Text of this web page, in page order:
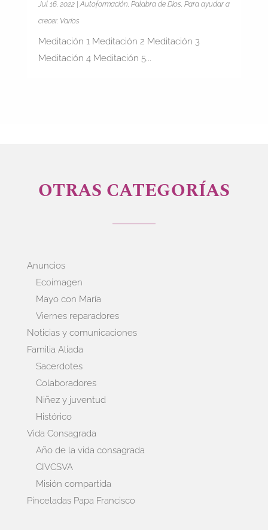
Jul 16, 2022| Autoformación Palabra de Dios Para ayudar a
crecer. Varios
Meditación 1 Meditación 2 Meditación 3
Meditación 4 Meditación 5...
OTRAS CATEGORÍAS
Anuncios
Ecoimagen
Mayo con María
Viernes reparadores
Noticias y comunicaciones
Familia Aliada
Sacerdotes
Colaboradores
Niñez y juventud
Histórico
Vida Consagrada
Año de la vida consagrada
CIVCSVA
Misión compartida
Pinceladas Papa Francisco